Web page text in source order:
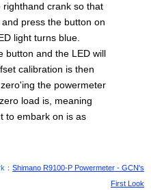
righthand crank so that
press the button on
light turns blue.
button and the LED will
calibration is then
the powermeter
load is, meaning
to embark on is as
： Shimano R9100-P Powermeter - GCN's
First Look